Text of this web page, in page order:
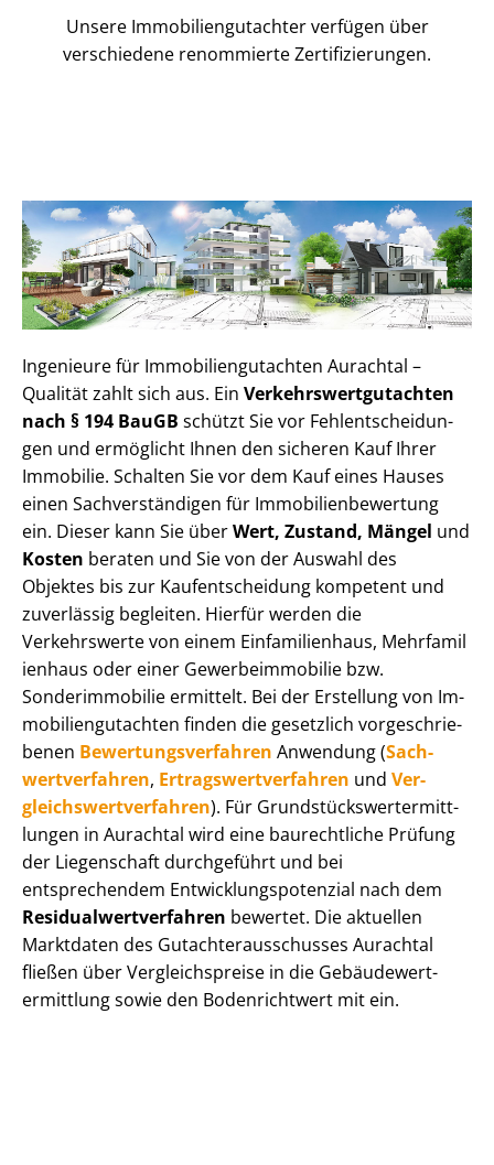
Unsere Immobilien­gutachter verfügen über
verschiedene renommierte Zer­ti­fi­zie­run­gen.
Ingenieure für Im­mo­bi­li­en­gut­ach­ten Aurachtal –
Qualität zahlt sich aus. Ein Ver­kehrs­wert­gut­ach­ten
nach § 194 BauGB schützt Sie vor Fehl­ent­schei­dun­
gen und ermöglicht Ihnen den sicheren Kauf Ihrer
Immobilie. Schalten Sie vor dem Kauf eines Hauses
einen Sach­ver­stän­di­gen für Im­mo­bi­li­en­be­wer­tung
ein. Dieser kann Sie überWert, Zustand, Mängel und
Kosten beraten und Sie von der Auswahl des
Objektes bis zur Kauf­ent­schei­dung kompetent und
zuverlässig begleiten. Hierfür werden die
Verkehrswerte von einem Einfamilienhaus, Mehr­fa­mi­l
i­en­haus oder einer Ge­wer­be­im­mo­bi­lie bzw.
Sonderimmobilie ermittelt. Bei der Erstellung von Im­
mo­bi­li­en­gut­ach­ten finden die gesetzlich vor­ge­schrie­
be­nen Be­wer­tungs­ver­fah­ren Anwendung (Sach­
wert­ver­fah­ren, Er­trags­wert­ver­fah­ren und Ver­
gleichs­wert­ver­fah­ren). Für Grund­stücks­wert­ermitt­
lun­gen in Aurachtal wird eine baurechtliche Prüfung
der Liegenschaft durchgeführt und bei
entsprechendem Ent­wick­lungs­po­ten­zi­al nach dem
Re­si­du­al­wert­ver­fah­ren bewertet. Die aktuellen
Marktdaten des Gut­ach­ter­aus­schus­ses Aurachtal
fließen über Ver­gleichs­prei­se in die Ge­bäu­de­wert­
ermitt­lung sowie den Bodenrichtwert mit ein.